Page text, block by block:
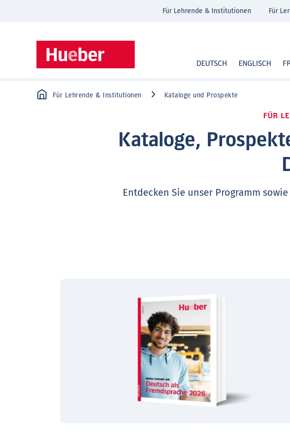
DEUTSCH ENGLISCH
Für Lehrende & Institutionen Für
Für Lehrende & Institutionen Kataloge und Prospekte
FÜR
Kataloge,
Entdecken Sie unser Programm